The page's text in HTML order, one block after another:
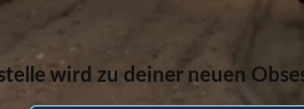
wird zu deiner neuen